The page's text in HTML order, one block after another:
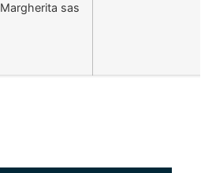
Margherita sas